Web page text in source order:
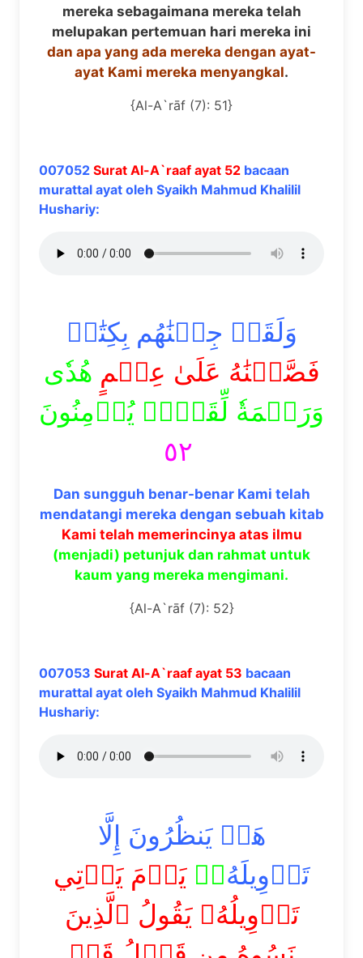
mereka sebagaimana mereka telah
melupakan pertemuan hari mereka ini
dan apa yang ada mereka dengan ayat-
ayat Kami mereka menyangkal.
{Al-A`rāf (7): 51}
007052 Surat Al-A`raaf ayat 52 bacaan
murattal ayat oleh Syaikh Mahmud Khalilil
Hushariy:
وَلَقَدۡ جِئۡنَٰهُم بِكِتَٰبٖ
فَصَّلۡنَٰهُ عَلَىٰ عِلۡمٍ هُدٗى
وَرَحۡمَةٗ لِّقَوۡمٖ يُؤۡمِنُونَ
٥٢
Dan sungguh benar-benar Kami telah
mendatangi mereka dengan sebuah kitab
Kami telah memerincinya atas ilmu
(menjadi) petunjuk dan rahmat untuk
kaum yang mereka mengimani.
{Al-A`rāf (7): 52}
007053 Surat Al-A`raaf ayat 53 bacaan
murattal ayat oleh Syaikh Mahmud Khalilil
Hushariy:
هَلۡ يَنظُرُونَ إِلَّا
تَأۡوِيلَهُۥۚيَوۡمَ يَأۡتِي
تَأۡوِيلُهُۥ يَقُولُ ٱلَّذِينَ